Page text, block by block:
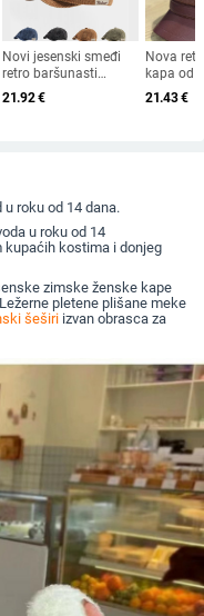
Novi jesenski smeđi
retro baršunasti
osmerokutni šešir za
muškarce i žene,
21.92€
Nova
kapa od
krzna za
2025. za
21.43€
u roku od 14 dana.
u roku od 14
kupaćih kostima i donjeg
zimske ženske kape
pletene plišane meke
šeširi izvan obrasca za